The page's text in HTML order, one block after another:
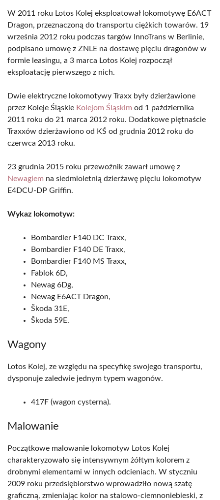
W 2011 roku Lotos Kolej eksploatował lokomotywę E6ACT
Dragon, przeznaczoną do transportu ciężkich towarów. 19
września 2012 roku podczas targów InnoTrans w Berlinie,
podpisano umowę z ZNLE na dostawę pięciu dragonów w
formie leasingu, a 3 marca Lotos Kolej rozpoczął
eksploatację pierwszego z nich.
Dwie elektryczne lokomotywy Traxx były dzierżawione
przez Koleje Śląskie Kolejom Śląskim od 1 października
2011 roku do 21 marca 2012 roku. Dodatkowe piętnaście
Traxxów dzierżawiono od KŚ od grudnia 2012 roku do
czerwca 2013 roku.
23 grudnia 2015 roku przewoźnik zawarł umowę z
Newagiem na siedmioletnią dzierżawę pięciu lokomotyw
E4DCU-DP Griffin.
Wykaz lokomotyw:
Bombardier F140 DC Traxx,
Bombardier F140 DE Traxx,
Bombardier F140 MS Traxx,
Fablok 6D,
Newag 6Dg,
Newag E6ACT Dragon,
Škoda 31E,
Škoda 59E.
Wagony
Lotos Kolej, ze względu na specyfikę swojego transportu,
dysponuje zaledwie jednym typem wagonów.
417F (wagon cysterna).
Malowanie
Początkowe malowanie lokomotyw Lotos Kolej
charakteryzowało się intensywnym żółtym kolorem z
drobnymi elementami w innych odcieniach. W styczniu
2009 roku przedsiębiorstwo wprowadziło nową szatę
graficzną, zmieniając kolor na stalowo-ciemnoniebieski, z